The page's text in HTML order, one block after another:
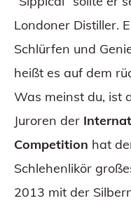
Londoner Distiller.
Schlürfen und
heißt es auf dem
Was meinst du, ist
Juroren der
Competition hat
Schlehenlikör
2013 mit der